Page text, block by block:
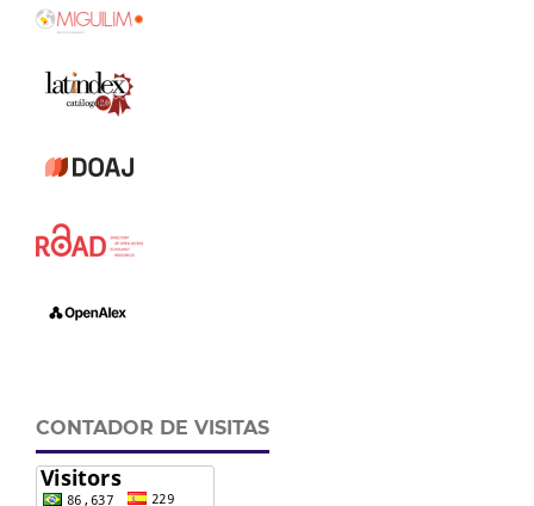
CONTADOR DE VISITAS